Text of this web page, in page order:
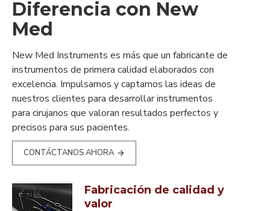
Diferencia con New
Med
New Med Instruments es más que un fabricante de
instrumentos de primera calidad elaborados con
excelencia. Impulsamos y captamos las ideas de
nuestros clientes para desarrollar instrumentos
para cirujanos que valoran resultados perfectos y
precisos para sus pacientes.
CONTÁCTANOS AHORA
Fabricación de calidad y
valor